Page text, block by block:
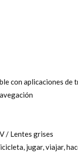
con aplicaciones de
/ Lentes grises
jugar, viajar,